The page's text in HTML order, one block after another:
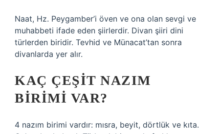
Naat, Hz. Peygamber’i öven ve ona olan sevgi ve
muhabbeti ifade eden şiirlerdir. Divan şiiri dini
türlerden biridir. Tevhid ve Münacat’tan sonra
divanlarda yer alır.
KAÇ ÇEŞIT NAZIM
BIRIMI VAR?
4 nazım birimi vardır: mısra, beyit, dörtlük ve kıta.